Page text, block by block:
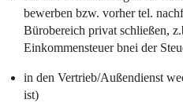
bewerben bzw. vorher tel.
Bürobereich privat schließen,
Einkommensteuer bnei der
in den Vertrieb/Außendienst
ist)